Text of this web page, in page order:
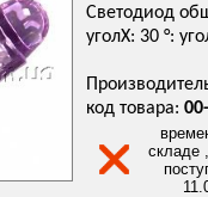
Светодиод
уголX: 30 °:
код товара:
складе